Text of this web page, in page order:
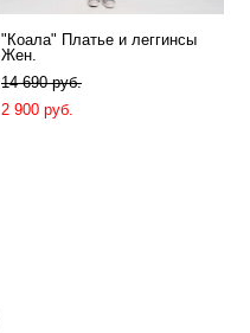
"Коала" Платье и леггинсы
Жен.
14 690 pуб.
2 900 pуб.